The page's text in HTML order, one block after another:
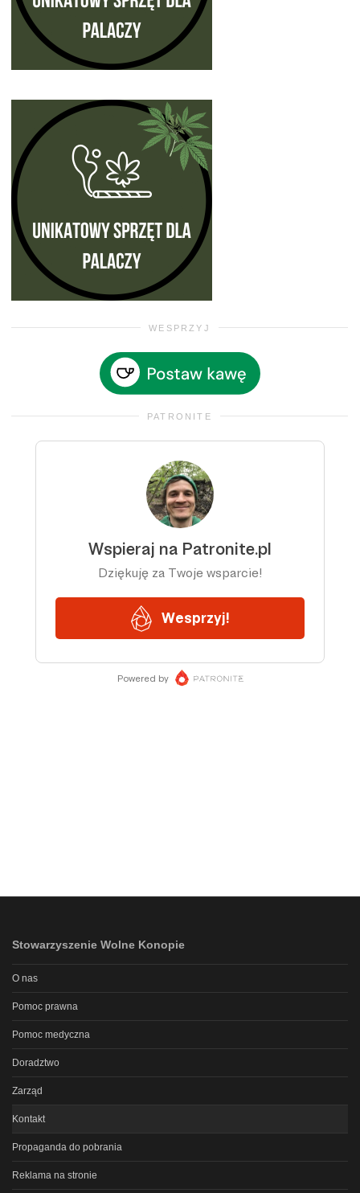
WESPRZYJ
PATRONITE
Stowarzyszenie Wolne Konopie
O nas
Pomoc prawna
Pomoc medyczna
Doradztwo
Zarząd
Kontakt
Propaganda do pobrania
Reklama na stronie